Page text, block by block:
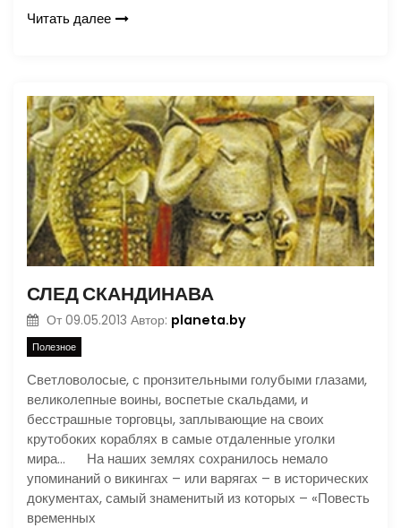
Читать далее
СЛЕД СКАНДИНАВА
От 09.05.2013 Автор: planeta.by
Полезное
Светловолосые, с пронзительными голубыми глазами,
великолепные воины, воспетые скальдами, и
бесстрашные торговцы, заплывающие на своих
крутобоких кораблях в самые отдаленные уголки
мира… На наших землях сохранилось немало
упоминаний о викингах – или варягах – в исторических
документах, самый знаменитый из которых – «Повесть
временных